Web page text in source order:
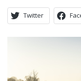
Twitter